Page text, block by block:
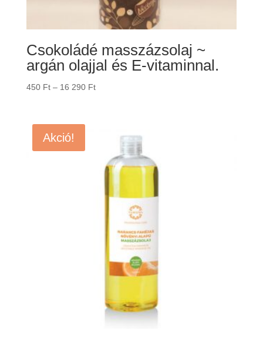
Csokoládé masszázsolaj ~
argán olajjal és E-vitaminnal.
450 Ft – 16 290 FtÁrtartomány:
Akció!